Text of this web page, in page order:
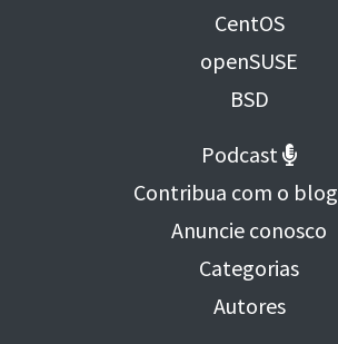
CentOS
openSUSE
BSD
Podcast
Contribua com o blog
Anuncie conosco
Categorias
Autores